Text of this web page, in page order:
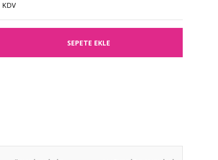
SEPETE EKLE